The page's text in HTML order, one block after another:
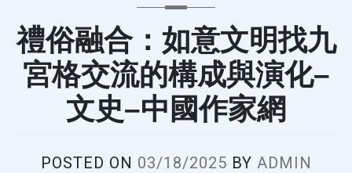
禮俗融合：如意文明找九
宮格交流的構成與演化–
文史–中國作家網
POSTED ON 03/18/2025 BY ADMIN